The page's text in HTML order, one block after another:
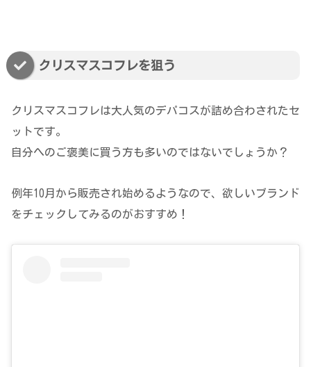
クリスマスコフレを狙う
クリスマスコフレは大人気のデパコスが詰め合わされたセ
ットです。
自分へのご褒美に買う方も多いのではないでしょうか？
例年10月から販売され始めるようなので、欲しいブランド
をチェックしてみるのがおすすめ！